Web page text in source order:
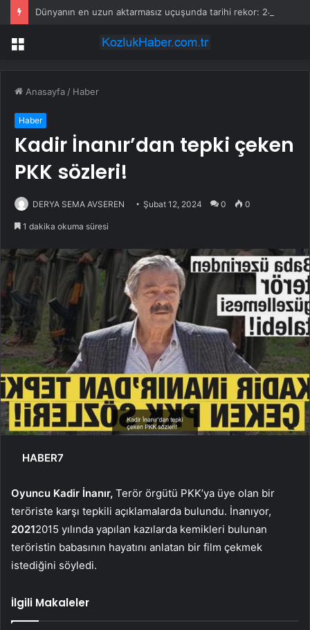
Menü
Anasayfa / Haber
Haber
Kadir İnanır’dan tepki çeken
PKK sözleri!
DERYA SEMA AVSEREN Şubat 12, 2024 0 0
1 dakika okuma süresi
HABER7
Oyuncu Kadir İnanır, Terör örgütü PKK’ya üye olan bir
teröriste karşı tepkili açıklamalarda bulundu. İnanıyor,
20212015 yılında yapılan kazılarda kemikleri bulunan
teröristin babasının hayatını anlatan bir film çekmek
istediğini söyledi.
İlgili Makaleler